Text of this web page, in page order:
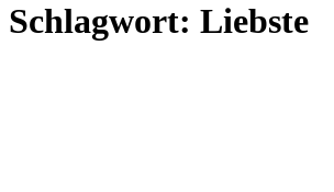
Schlagwort: Liebste